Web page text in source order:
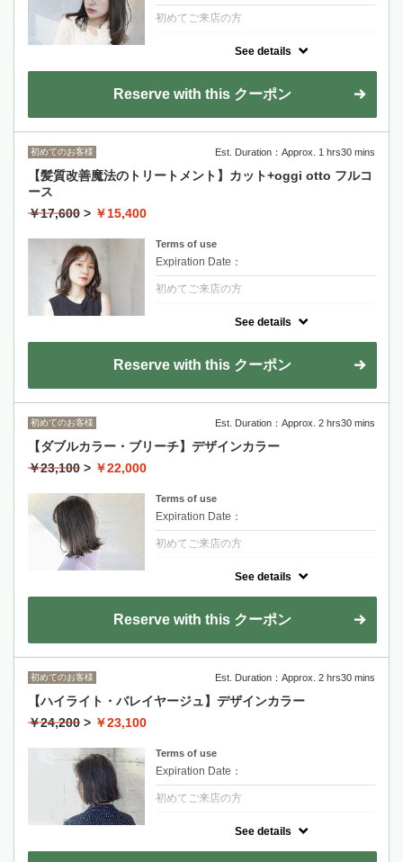
初めてご来店の方
テム「バルネイドシステム」。選択的に補修
する事でベタつきのない髪本来の質感へ
RYOHEI+2200
長度過鎖骨+1100~
剪髮+FLOWDIA護髮
See details
Reserve with this クーポン
初めてのお客様 Est. Duration：Approx. 1 hrs30 mins
【髪質改善魔法のトリートメント】カット+oggi otto フルコ
ース
￥17,600 > ￥15,400
Terms of use
Expiration Date：
初めてご来店の方
ひとりに合わせたオーダーメイド式
骨格、髪質に合わせた似合わせカット
剪髮+oggi otto極致護髮
金山永周+2200
See details
Reserve with this クーポン
初めてのお客様 Est. Duration：Approx. 2 hrs30 mins
【ダブルカラー・ブリーチ】デザインカラー
￥23,100 > ￥22,000
Terms of use
Expiration Date：
初めてご来店の方
ンク上の透明感を実現。
丁寧かつ的確なカウンセリングで、なりたい
イメージを最大限叶えます。
金山永周+2200
長度過鎖骨+1100~
See details
Reserve with this クーポン
初めてのお客様 Est. Duration：Approx. 2 hrs30 mins
【ハイライト・バレイヤージュ】デザインカラー
￥24,200 > ￥23,100
Terms of use
Expiration Date：
初めてご来店の方
り確認し、それに合ったデザインカラーをご
See details